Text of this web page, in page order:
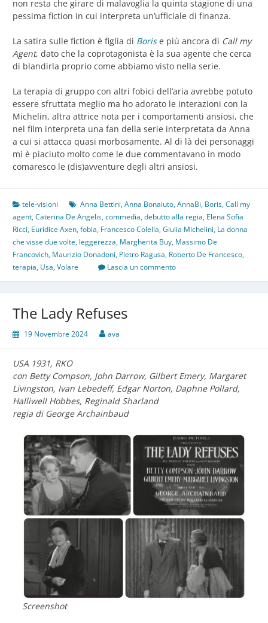
non resta che girare di malavoglia la quinta stagione di una
pessima fiction in cui interpreta un’ufficiale di finanza.
La satira sulle fiction è figlia di Boris e più ancora di Call my
Agent, dato che la coprotagonista è la sua agente che cerca
di blandirla proprio come abbiamo visto nella serie.
La terapia di gruppo con altri fobici dell’aria avrebbe potuto
essere sfruttata meglio ma ho adorato le interazioni con la
Michelin, altra attrice nota per i comportamenti ansiosi, che
nel film interpreta una fan della serie interpretata da Anna
a cui si attacca quasi morbosamente. Al di là dei personaggi
mi è piaciuto molto come le due commentavano in modo
comaresco le (dis)avventure degli altri ansiosi.
tele-visioni Anna Bettini,Anna Bonaiuto,AnnaBi, Boris,Call my
agent,Caterina De Angelis,commedia,debutto alla regia, Elena Sofia
Ricci, Euridice Axen,fobia, Francesco Colella,Giulia Michelini, La donna
che visse due volte, leggerezza, Margherita Buy, Massimo De
Francovich, Maurizio Donadoni, Pietro Ragusa, Roberto De Francesco,
terapia, Usa,Volare Lascia un commento
The Lady Refuses
19 Novembre 2024 ava
USA 1931, RKO
con Betty Compson, John Darrow, Gilbert Emery, Margaret
Livingston, Ivan Lebedeff, Edgar Norton, Daphne Pollard,
Halliwell Hobbes, Reginald Sharland
regia di George Archainbaud
Screenshot